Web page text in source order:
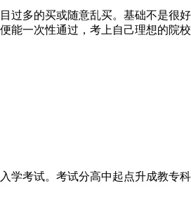
多的买或随意乱买。基础不是很
能一次性通过，考上自己理想的院
学考试。考试分高中起点升成教专